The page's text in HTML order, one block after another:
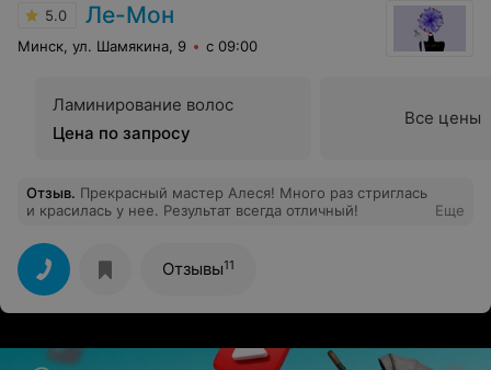
5.0 Ле-Мон
Минск, ул. Шамякина, 9 с 09:00
Ламинирование волос
Цена по запросу
Все цены
Отзыв. Прекрасный мастер Алеся! Много раз стриглась
и красилась у нее. Результат всегда отличный!
Еще
Отзывы11